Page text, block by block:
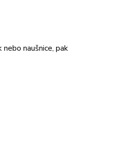
naušnice, pak